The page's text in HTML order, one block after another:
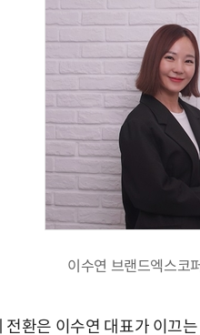
이수연 브랜드엑스코
전환은 이수연 대표가 이끄